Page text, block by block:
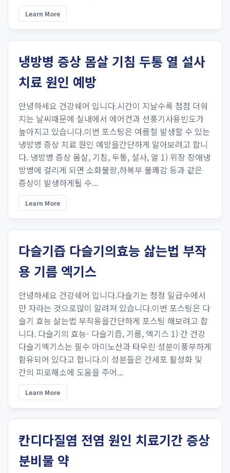
Learn More
냉방병 증상 몸살 기침 두통 열 설사
치료 원인 예방
안녕하세요 건강쉐어 입니다.시간이 지날수록 점점 더워
지는 날씨때문에 실내에서 에어컨과 선풍기사용빈도가
높아지고 있습니다.이번 포스팅은 여름철 발생할 수 있는
냉방병 증상 치료 원인 예방을간단하게 알아보려고 합니
다. 냉방병 증상 몸살, 기침, 두통, 설사, 열 1) 위장 장애냉
방병에 걸리게 되면 소화불량,하복부 불쾌감 등과 같은
증상이 발생하게될 수...
Learn More
다슬기즙 다슬기의효능 삶는법 부작
용 기름 엑기스
안녕하세요 건강쉐어 입니다.다슬기는 청정 일급수에서
만 자라는 것으로많이 알려져 있습니다.이번 포스팅은 다
슬기 효능 삶는법 부작용을간단하게 포스팅 해보려고 합
니다. 다슬기의 효능- 다슬기즙, 기름, 엑기스 1) 간 건강
다슬기엑기스는 필수 아미노산과 타우린 성분이풍부하게
함유되어 있다고 합니다.이 성분들은 간세포 활성화 및
간의 피로해소에 도움을 주어...
Learn More
칸디다질염 전염 원인 치료기간 증상
분비물 약